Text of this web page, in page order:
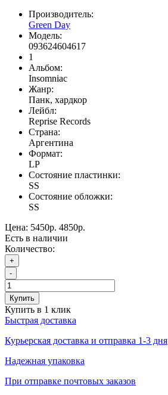
Производитель:
Green Day
Модель:
093624604617
1
Альбом:
Insomniac
Жанр:
Панк, хардкор
Лейбл:
Reprise Records
Страна:
Аргентина
Формат:
LP
Состояние пластинки:
SS
Состояние обложки:
SS
Цена: 5450р. 4850р.
Есть в наличии
Количество:
+
-
Купить
Купить в 1 клик
Быстрая доставка
Курьерская доставка и отправка 1-3 дня
Надежная упаковка
При отправке почтовых заказов